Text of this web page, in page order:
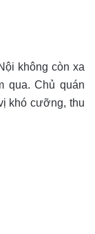
không còn xa
qua. Chủ quán
khó cưỡng, thu